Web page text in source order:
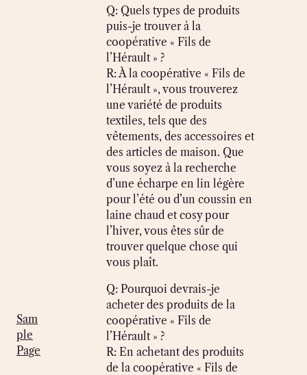
Sam
ple
Page
Q: Quels types de produits
puis-je trouver à la
coopérative « Fils de
l’Hérault » ?
R: À la coopérative « Fils de
l’Hérault », vous trouverez
une variété de produits
textiles, tels que des
vêtements, des accessoires et
des articles de maison. Que
vous soyez à la recherche
d’une écharpe en lin légère
pour l’été ou d’un coussin en
laine chaud et cosy pour
l’hiver, vous êtes sûr de
trouver quelque chose qui
vous plaît.
Q: Pourquoi devrais-je
acheter des produits de la
coopérative « Fils de
l’Hérault » ?
R: En achetant des produits
de la coopérative « Fils de